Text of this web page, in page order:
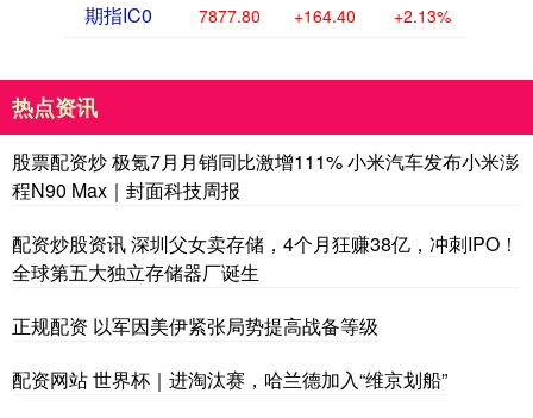
期指IC0 7877.80 +164.40 +2.13%
热点资讯
股票配资炒 极氪7月月销同比激增111% 小米汽车发布小米澎
程N90 Max｜封面科技周报
配资炒股资讯 深圳父女卖存储，4个月狂赚38亿，冲刺IPO！
全球第五大独立存储器厂诞生
正规配资 以军因美伊紧张局势提高战备等级
配资网站 世界杯｜进淘汰赛，哈兰德加入“维京划船”